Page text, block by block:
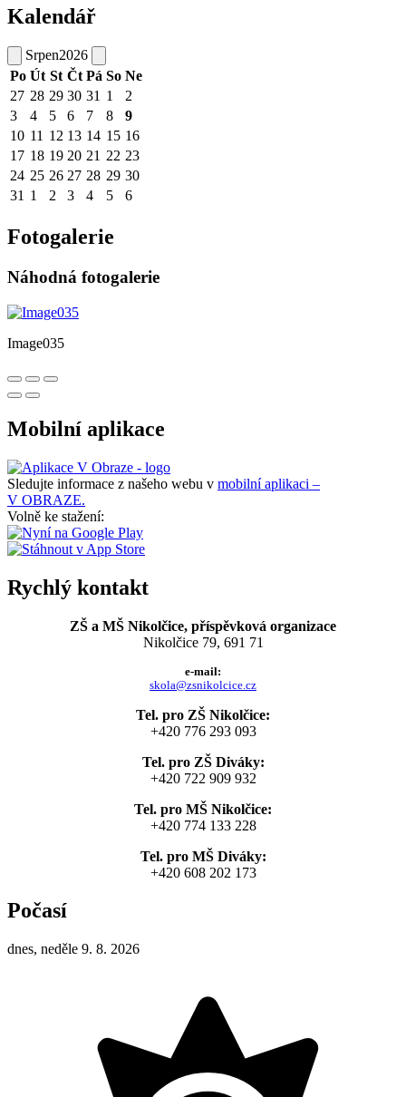
Kalendář
Srpen2026
Po Út St Čt Pá So Ne
27 28 29 30 31 1
2
3
4 5 6 7 8
9
10 11 12 13 14 15 16
17 18 19 20 21 22 23
24 25 26 27 28 29 30
31 1 2 3 4 5 6
Fotogalerie
Náhodná fotogalerie
Image035
Mobilní aplikace
Sledujte informace z našeho webu v mobilní aplikaci –
V OBRAZE.
Volně ke stažení:
Rychlý kontakt
ZŠ a MŠ Nikolčice, příspěvková organizace
Nikolčice 79, 691 71
e-mail:
skola@zsnikolcice.cz
Tel. pro ZŠ Nikolčice:
+420 776 293 093
Tel. pro ZŠ Diváky:
+420 722 909 932
Tel. pro MŠ Nikolčice:
+420 774 133 228
Tel. pro MŠ Diváky:
+420 608 202 173
Počasí
dnes, neděle 9. 8. 2026